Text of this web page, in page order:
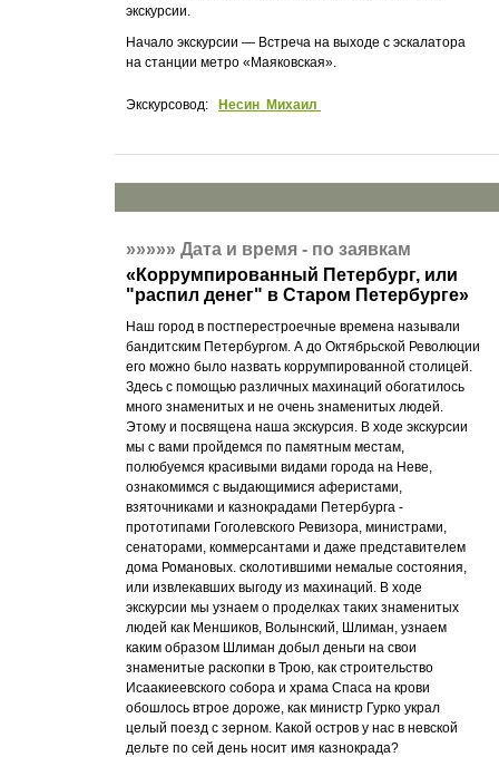
экскурсии.
Начало экскурсии — Встреча на выходе с эскалатора
на станции метро «Маяковская».
Экскурсовод: Несин Михаил
»»»»»Дата и время - по заявкам
« Коррумпированный Петербург, или
"распил денег" в Старом Петербурге»
Наш город в постперестроечные времена называли
бандитским Петербургом. А до Октябрьской Революции
его можно было назвать коррумпированной столицей.
Здесь с помощью различных махинаций обогатилось
много знаменитых и не очень знаменитых людей.
Этому и посвящена наша экскурсия. В ходе экскурсии
мы с вами пройдемся по памятным местам,
полюбуемся красивыми видами города на Неве,
ознакомимся с выдающимися аферистами,
взяточниками и казнокрадами Петербурга -
прототипами Гоголевского Ревизора, министрами,
сенаторами, коммерсантами и даже представителем
дома Романовых. сколотившими немалые состояния,
или извлекавших выгоду из махинаций. В ходе
экскурсии мы узнаем о проделках таких знаменитых
людей как Меншиков, Волынский, Шлиман, узнаем
каким образом Шлиман добыл деньги на свои
знаменитые раскопки в Трою, как строительство
Исаакиеевского собора и храма Спаса на крови
обошлось втрое дороже, как министр Гурко украл
целый поезд с зерном. Какой остров у нас в невской
дельте по сей день носит имя казнокрада?